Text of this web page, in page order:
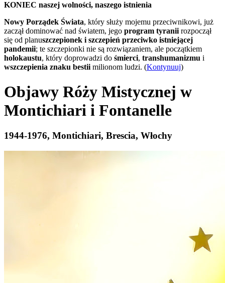
KONIEC naszej wolności, naszego istnienia
Nowy Porządek Świata, który służy mojemu przeciwnikowi, już
zaczął dominować nad światem, jego program tyranii rozpoczął
się od planuszczepionek i szczepień przeciwko istniejącej
pandemii; te szczepionki nie są rozwiązaniem, ale początkiem
holokaustu, który doprowadzi do śmierci, transhumanizmu i
wszczepienia znaku bestii milionom ludzi. (Kontynuuj)
Objawy Róży Mistycznej w
Montichiari i Fontanelle
1944-1976, Montichiari, Brescia, Włochy